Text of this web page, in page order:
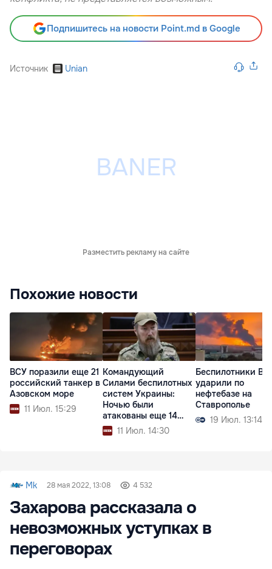
Подпишитесь на новости Point.md в Google
Источник Unian
Разместить рекламу на сайте
Похожие новости
ВСУ поразили еще 21
российский танкер в
Азовском море
11 Июл. 15:29
Командующий
Силами беспилотных
систем Украины:
Ночью были
атакованы еще 14
судов РФ
11 Июл. 14:30
Беспилотники
ударили по
нефтебазе на
Ставрополье
19 Июл. 13:14
Mk 28 мая 2022, 13:08 4 532
Захарова рассказала о
невозможных уступках в
переговорах